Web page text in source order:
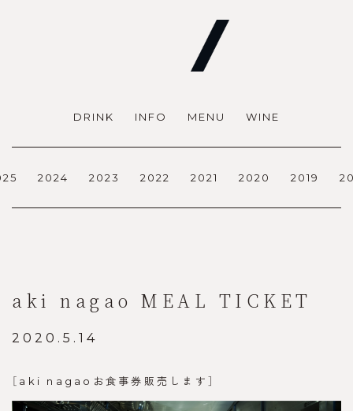
DRINK INFO MENU WINE
2024 2023 2022 2021 2020 2019
aki nagao MEAL TICKET
2020.5.14
［aki nagaoお食事券販売します］